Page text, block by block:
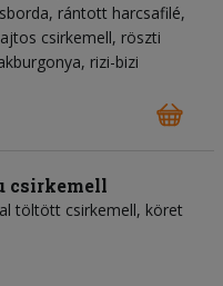
rántott harcsafilé,
csirkemell, röszti
rizi-bizi
csirkemell
töltött csirkemell, köret